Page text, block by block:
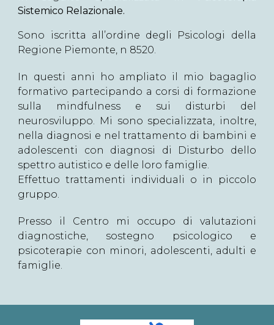
Sistemico Relazionale.
Sono iscritta all’ordine degli Psicologi della
Regione Piemonte, n 8520.
In questi anni ho ampliato il mio bagaglio
formativo partecipando a corsi di formazione
sulla mindfulness e sui disturbi del
neurosviluppo. Mi sono specializzata, inoltre,
nella diagnosi e nel trattamento di bambini e
adolescenti con diagnosi di Disturbo dello
spettro autistico e delle loro famiglie.
Effettuo trattamenti individuali o in piccolo
gruppo.
Presso il Centro mi occupo di valutazioni
diagnostiche, sostegno psicologico e
psicoterapie con minori, adolescenti, adulti e
famiglie.